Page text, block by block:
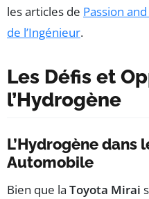
les articles de Passion
de l’Ingénieur.
Les Défis et
l’Hydrogène
L’Hydrogène dans
Automobile
Bien que la Toyota Mirai